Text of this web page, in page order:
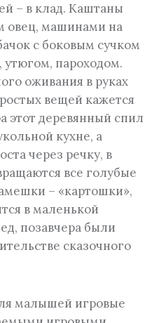
– в клад. Каштаны
овец, машинами на
с боковым сучком
утюгом, пароходом.
оживания в руках
вещей кажется
этот деревянный спил
кухне, а
через речку, в
все голубые
– «картошки»,
в маленькой
позавчера были
сказочного
малышей игровые